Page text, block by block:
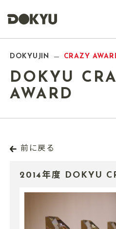
DOKYUJIN CRAZY
DOKYU
AWARD
前に戻る
2014年度 DOKYU